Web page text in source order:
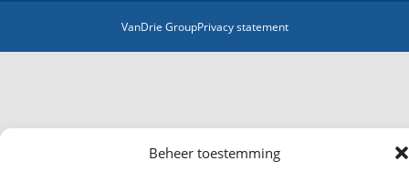
Beheer toestemming
VanDrie GroupPrivacy statement